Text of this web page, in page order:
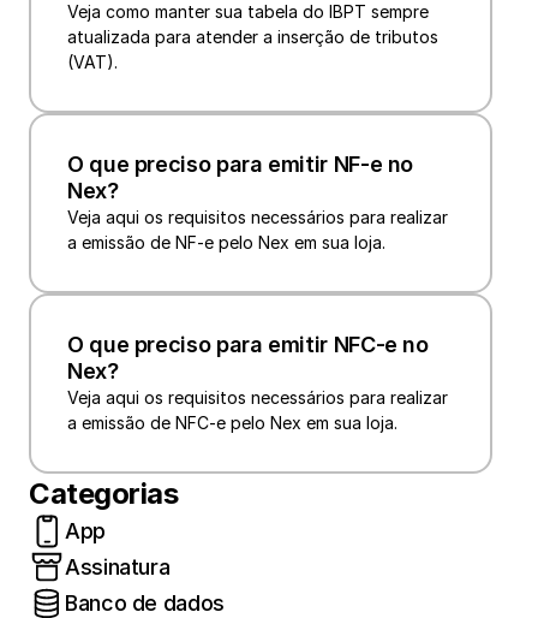
Veja como manter sua tabela do IBPT sempre
atualizada para atender a inserção de tributos
(VAT).
O que preciso para emitir NF-e no
Nex?
Veja aqui os requisitos necessários para realizar
a emissão de NF-e pelo Nex em sua loja.
O que preciso para emitir NFC-e no
Nex?
Veja aqui os requisitos necessários para realizar
a emissão de NFC-e pelo Nex em sua loja.
Categorias
App
Assinatura
Banco de dados